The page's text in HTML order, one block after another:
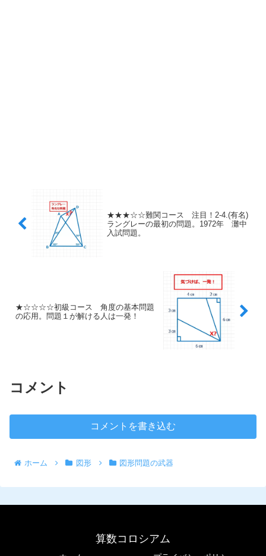
★★★☆☆難関コース 注目！2-4.(有名)
ラングレーの最初の問題。1972年 灘中
入試問題。
★☆☆☆☆初級コース 角度の基本問題
の応用。問題１が解ける人は一発！
コメント
コメントを書き込む
ホーム 図形 図形問題の武器
算数コロシアム